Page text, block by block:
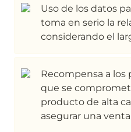
Uso de los datos
toma en serio la
considerando el
Recompensa a los
que se
producto de alta
asegurar una